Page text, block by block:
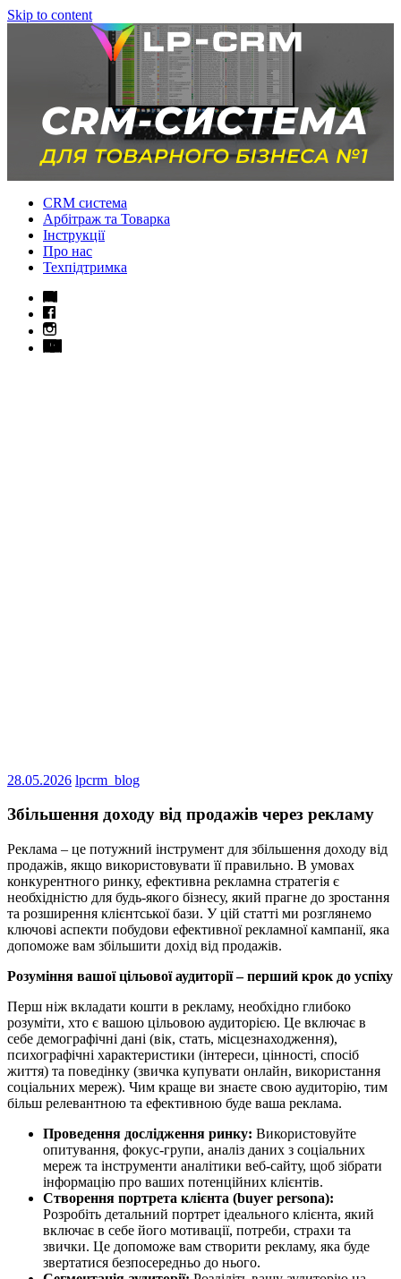
Skip to content
CRM система
Арбітраж та Товарка
Інструкції
Про нас
Техпідтримка
28.05.2026 lpcrm_blog
Збільшення доходу від продажів через рекламу
Реклама – це потужний інструмент для збільшення доходу від
продажів, якщо використовувати її правильно. В умовах
конкурентного ринку, ефективна рекламна стратегія є
необхідністю для будь-якого бізнесу, який прагне до зростання
та розширення клієнтської бази. У цій статті ми розглянемо
ключові аспекти побудови ефективної рекламної кампанії, яка
допоможе вам збільшити дохід від продажів.
Розуміння вашої цільової аудиторії – перший крок до успіху
Перш ніж вкладати кошти в рекламу, необхідно глибоко
розуміти, хто є вашою цільовою аудиторією. Це включає в
себе демографічні дані (вік, стать, місцезнаходження),
психографічні характеристики (інтереси, цінності, спосіб
життя) та поведінку (звичка купувати онлайн, використання
соціальних мереж). Чим краще ви знаєте свою аудиторію, тим
більш релевантною та ефективною буде ваша реклама.
Проведення дослідження ринку: Використовуйте
опитування, фокус-групи, аналіз даних з соціальних
мереж та інструменти аналітики веб-сайту, щоб зібрати
інформацію про ваших потенційних клієнтів.
Створення портрета клієнта (buyer persona):
Розробіть детальний портрет ідеального клієнта, який
включає в себе його мотивації, потреби, страхи та
звички. Це допоможе вам створити рекламу, яка буде
звертатися безпосередньо до нього.